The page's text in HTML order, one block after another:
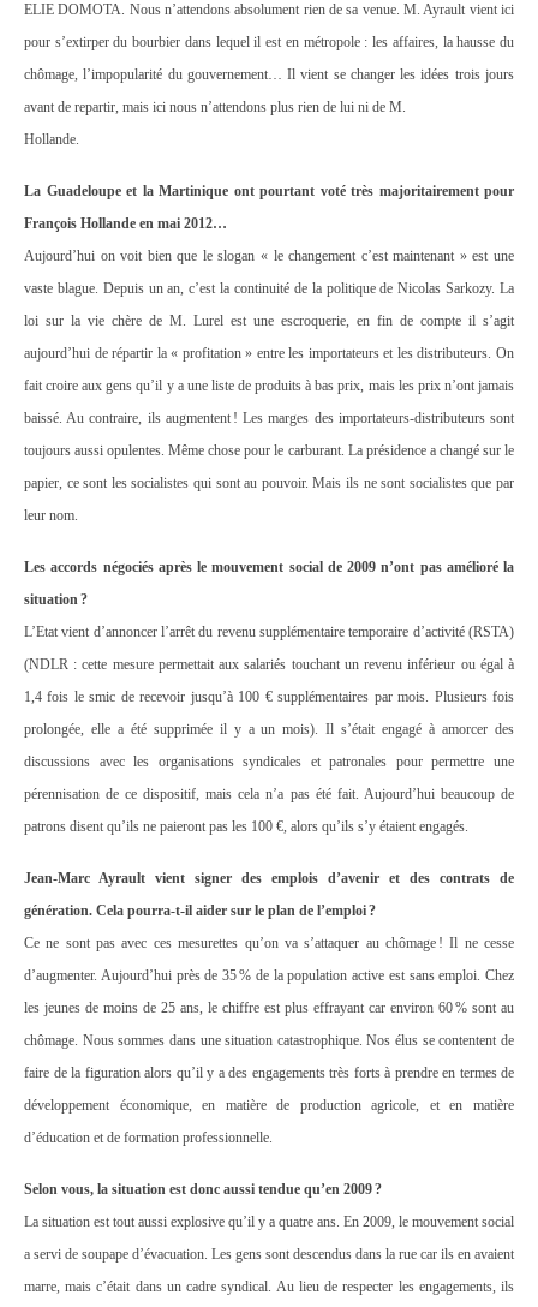
ELIE DOMOTA. Nous n’attendons absolument rien de sa venue. M. Ayrault vient ici
pour s’extirper du bourbier dans lequel il est en métropole : les affaires, la hausse du
chômage, l’impopularité du gouvernement… Il vient se changer les idées trois jours
avant de repartir, mais ici nous n’attendons plus rien de lui ni de M.
Hollande.
La Guadeloupe et la Martinique ont pourtant voté très majoritairement pour
François Hollande en mai 2012…
Aujourd’hui on voit bien que le slogan « le changement c’est maintenant » est une
vaste blague. Depuis un an, c’est la continuité de la politique de Nicolas Sarkozy. La
loi sur la vie chère de M. Lurel est une escroquerie, en fin de compte il s’agit
aujourd’hui de répartir la « profitation » entre les importateurs et les distributeurs. On
fait croire aux gens qu’il y a une liste de produits à bas prix, mais les prix n’ont jamais
baissé. Au contraire, ils augmentent ! Les marges des importateurs-distributeurs sont
toujours aussi opulentes. Même chose pour le carburant. La présidence a changé sur le
papier, ce sont les socialistes qui sont au pouvoir. Mais ils ne sont socialistes que par
leur nom.
Les accords négociés après le mouvement social de 2009 n’ont pas amélioré la
situation ?
L’Etat vient d’annoncer l’arrêt du revenu supplémentaire temporaire d’activité (RSTA)
(NDLR : cette mesure permettait aux salariés touchant un revenu inférieur ou égal à
1,4 fois le smic de recevoir jusqu’à 100 € supplémentaires par mois. Plusieurs fois
prolongée, elle a été supprimée il y a un mois). Il s’était engagé à amorcer des
discussions avec les organisations syndicales et patronales pour permettre une
pérennisation de ce dispositif, mais cela n’a pas été fait. Aujourd’hui beaucoup de
patrons disent qu’ils ne paieront pas les 100 €, alors qu’ils s’y étaient engagés.
Jean-Marc Ayrault vient signer des emplois d’avenir et des contrats de
génération. Cela pourra-t-il aider sur le plan de l’emploi ?
Ce ne sont pas avec ces mesurettes qu’on va s’attaquer au chômage ! Il ne cesse
d’augmenter. Aujourd’hui près de 35 % de la population active est sans emploi. Chez
les jeunes de moins de 25 ans, le chiffre est plus effrayant car environ 60 % sont au
chômage. Nous sommes dans une situation catastrophique. Nos élus se contentent de
faire de la figuration alors qu’il y a des engagements très forts à prendre en termes de
développement économique, en matière de production agricole, et en matière
d’éducation et de formation professionnelle.
Selon vous, la situation est donc aussi tendue qu’en 2009 ?
La situation est tout aussi explosive qu’il y a quatre ans. En 2009, le mouvement social
a servi de soupape d’évacuation. Les gens sont descendus dans la rue car ils en avaient
marre, mais c’était dans un cadre syndical. Au lieu de respecter les engagements, ils